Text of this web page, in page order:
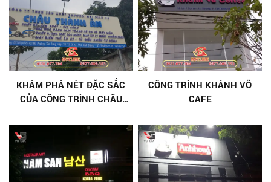
KHÁM PHÁ NÉT ĐẶC SẮC
CỦA CÔNG TRÌNH CHÂU
CÔNG TRÌNH KHÁNH VÕ
CAFE